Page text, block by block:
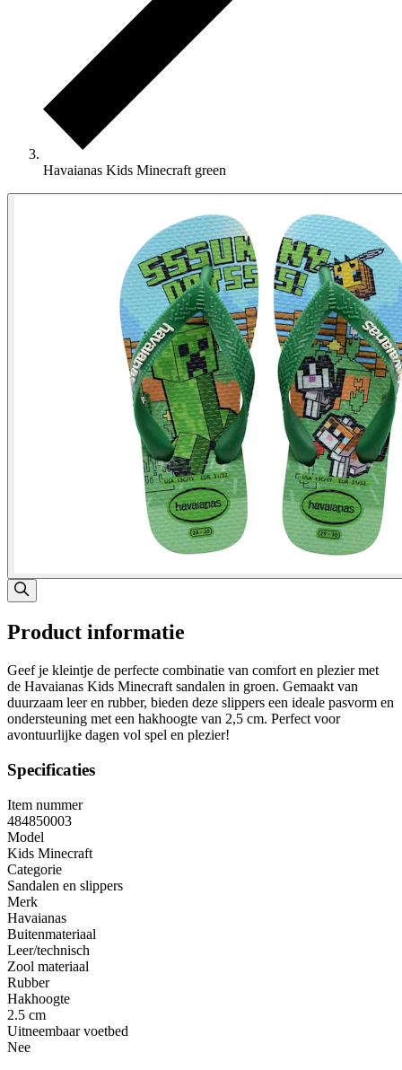
Havaianas Kids Minecraft green
Product informatie
Geef je kleintje de perfecte combinatie van comfort en plezier met
de Havaianas Kids Minecraft sandalen in groen. Gemaakt van
duurzaam leer en rubber, bieden deze slippers een ideale pasvorm en
ondersteuning met een hakhoogte van 2,5 cm. Perfect voor
avontuurlijke dagen vol spel en plezier!
Specificaties
Item nummer
484850003
Model
Kids Minecraft
Categorie
Sandalen en slippers
Merk
Havaianas
Buitenmateriaal
Leer/technisch
Zool materiaal
Rubber
Hakhoogte
2.5 cm
Uitneembaar voetbed
Nee